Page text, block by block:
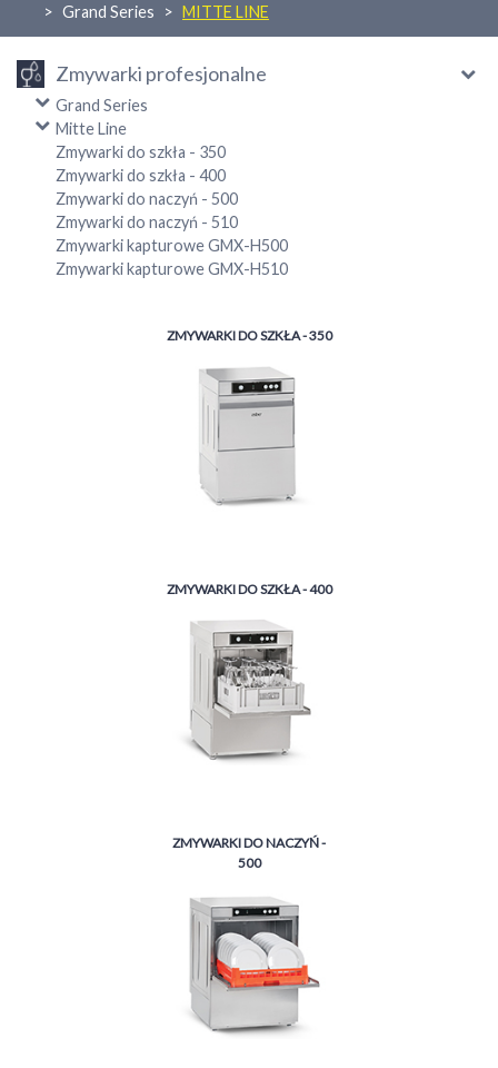
Grand Series
MITTE LINE
Zmywarki profesjonalne
Grand Series
Mitte Line
Zmywarki do szkła - 350
Zmywarki do szkła - 400
Zmywarki do naczyń - 500
Zmywarki do naczyń - 510
Zmywarki kapturowe GMX-H500
Zmywarki kapturowe GMX-H510
ZMYWARKI DO SZKŁA - 350
ZMYWARKI DO SZKŁA - 400
ZMYWARKI DO NACZYŃ -
500